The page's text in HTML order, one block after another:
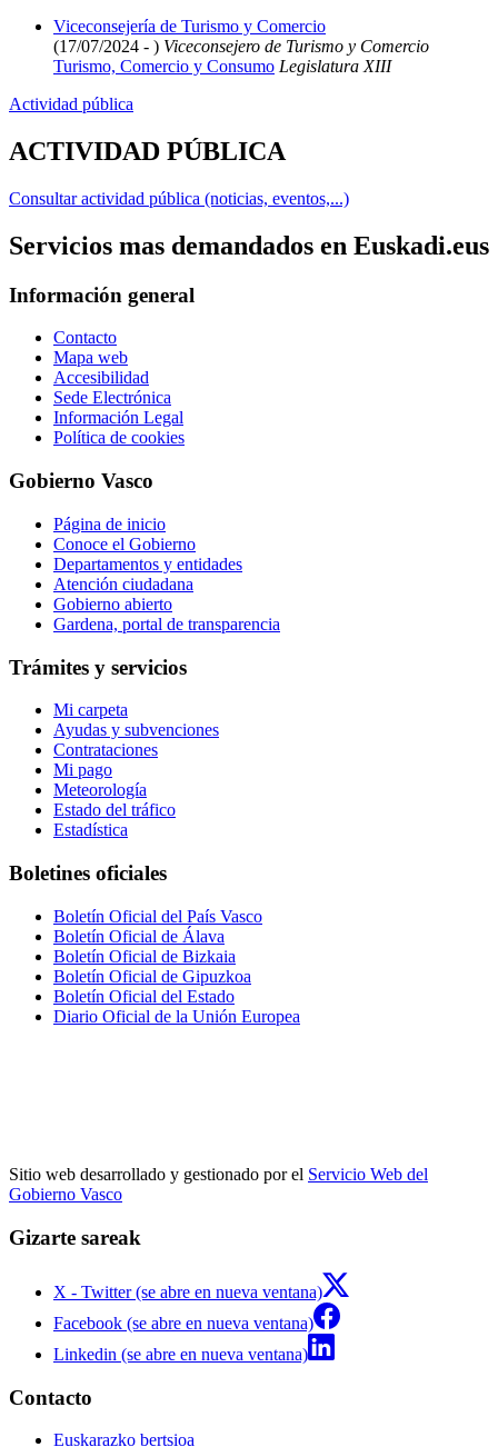
Viceconsejería de Turismo y Comercio
(17/07/2024 - ) Viceconsejero de Turismo y Comercio
Turismo, Comercio y Consumo Legislatura XIII
Actividad pública
ACTIVIDAD PÚBLICA
Consultar actividad pública (noticias, eventos,...)
Servicios mas demandados en Euskadi.eus
Información general
Contacto
Mapa web
Accesibilidad
Sede Electrónica
Información Legal
Política de cookies
Gobierno Vasco
Página de inicio
Conoce el Gobierno
Departamentos y entidades
Atención ciudadana
Gobierno abierto
Gardena, portal de transparencia
Trámites y servicios
Mi carpeta
Ayudas y subvenciones
Contrataciones
Mi pago
Meteorología
Estado del tráfico
Estadística
Boletines oficiales
Boletín Oficial del País Vasco
Boletín Oficial de Álava
Boletín Oficial de Bizkaia
Boletín Oficial de Gipuzkoa
Boletín Oficial del Estado
Diario Oficial de la Unión Europea
Sitio web desarrollado y gestionado por el Servicio Web del
Gobierno Vasco
Gizarte sareak
X - Twitter (se abre en nueva ventana)
Facebook (se abre en nueva ventana)
Linkedin (se abre en nueva ventana)
Contacto
Euskarazko bertsioa